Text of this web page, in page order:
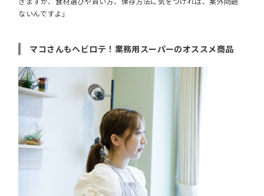
ないんですよ」
マコさんもヘビロテ！業務用スーパーのオススメ商品